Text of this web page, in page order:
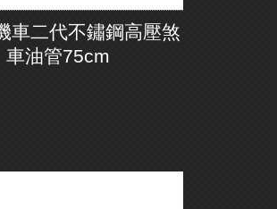
車二代不鏽鋼高壓煞
車油管75cm